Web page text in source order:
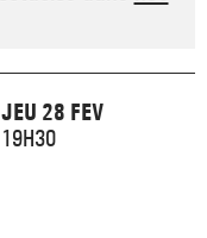
JEU 28 FEV
19H30